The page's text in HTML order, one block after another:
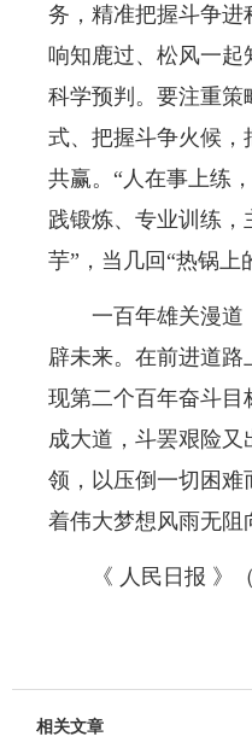
务，精准把握斗争
响知鹿过、松风一
科学预判。要注重
式、把握斗争火候
共赢。“人在事上练
践锻炼、专业训练，
芋”，当几回“热锅
一百年雄关漫道
辟未来。在前进道
现第二个百年奋斗目
成大道，斗罢艰险
领，以压倒一切困
着伟大梦想风雨无阻
《 人民日报 》
相关文章